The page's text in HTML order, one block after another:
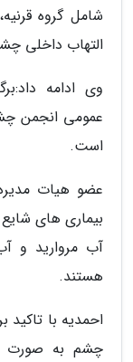
شامل گروه
التهاب داخلی
وی ادامه
عمومی انجمن
است.
عضو هیات
بیماری های
آب مروارید و
هستند.
چشم به صورت